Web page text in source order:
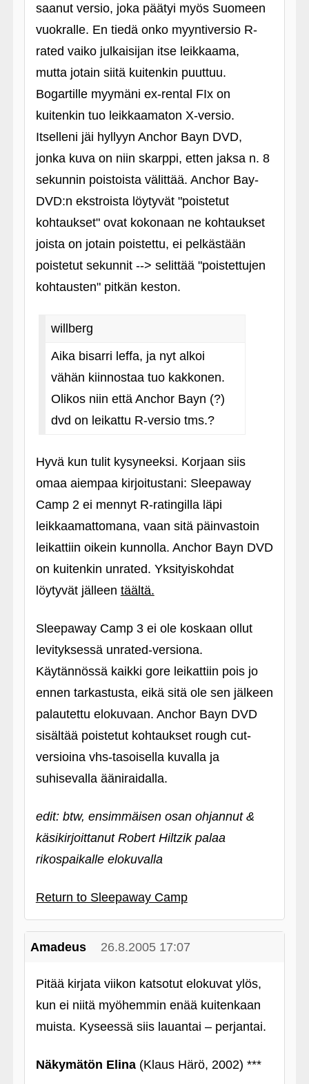
saanut versio, joka päätyi myös Suomeen
vuokralle. En tiedä onko myyntiversio R-
rated vaiko julkaisijan itse leikkaama,
mutta jotain siitä kuitenkin puuttuu.
Bogartille myymäni ex-rental FIx on
kuitenkin tuo leikkaamaton X-versio.
Itselleni jäi hyllyyn Anchor Bayn DVD,
jonka kuva on niin skarppi, etten jaksa n. 8
sekunnin poistoista välittää. Anchor Bay-
DVD:n ekstroista löytyvät "poistetut
kohtaukset" ovat kokonaan ne kohtaukset
joista on jotain poistettu, ei pelkästään
poistetut sekunnit --> selittää "poistettujen
kohtausten" pitkän keston.
willberg
Aika bisarri leffa, ja nyt alkoi
vähän kiinnostaa tuo kakkonen.
Olikos niin että Anchor Bayn (?)
dvd on leikattu R-versio tms.?
Hyvä kun tulit kysyneeksi. Korjaan siis
omaa aiempaa kirjoitustani: Sleepaway
Camp 2 ei mennyt R-ratingilla läpi
leikkaamattomana, vaan sitä päinvastoin
leikattiin oikein kunnolla. Anchor Bayn DVD
on kuitenkin unrated. Yksityiskohdat
löytyvät jälleen täältä.
Sleepaway Camp 3 ei ole koskaan ollut
levityksessä unrated-versiona.
Käytännössä kaikki gore leikattiin pois jo
ennen tarkastusta, eikä sitä ole sen jälkeen
palautettu elokuvaan. Anchor Bayn DVD
sisältää poistetut kohtaukset rough cut-
versioina vhs-tasoisella kuvalla ja
suhisevalla ääniraidalla.
edit: btw, ensimmäisen osan ohjannut &
käsikirjoittanut Robert Hiltzik palaa
rikospaikalle elokuvalla
Return to Sleepaway Camp
Amadeus 26.8.2005 17:07
Pitää kirjata viikon katsotut elokuvat ylös,
kun ei niitä myöhemmin enää kuitenkaan
muista. Kyseessä siis lauantai – perjantai.
Näkymätön Elina(Klaus Härö, 2002) ***